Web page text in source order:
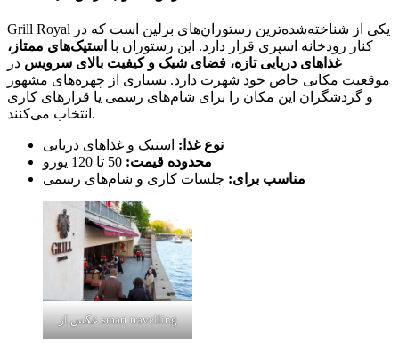
Grill Royal یکی از شناخته‌شده‌ترین رستوران‌های برلین است که در
کنار رودخانه اسپری قرار دارد. این رستوران با استیک‌های ممتاز،
غذاهای دریایی تازه، فضای شیک و کیفیت بالای سرویس در
موقعیت مکانی خاص خود شهرت دارد. بسیاری از چهره‌های مشهور
و گردشگران این مکان را برای شام‌های رسمی یا قرارهای کاری
انتخاب می‌کنند.
نوع غذا: استیک و غذاهای دریایی
محدوده قیمت: 50 تا 120 یورو
مناسب برای: جلسات کاری و شام‌های رسمی
عکس از smart travelling